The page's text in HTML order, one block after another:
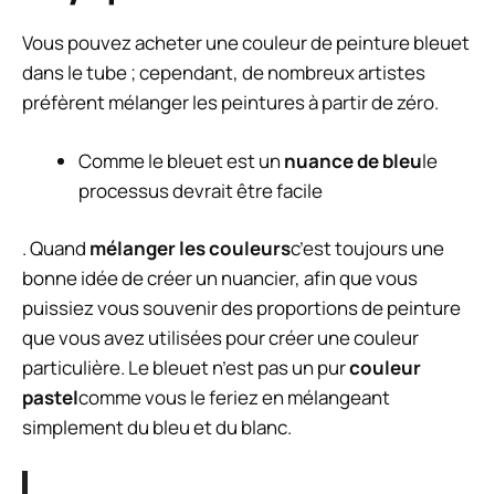
Vous pouvez acheter une couleur de peinture bleuet
dans le tube ; cependant, de nombreux artistes
préfèrent mélanger les peintures à partir de zéro.
Comme le bleuet est un nuance de bleule
processus devrait être facile
. Quand mélanger les couleursc’est toujours une
bonne idée de créer un nuancier, afin que vous
puissiez vous souvenir des proportions de peinture
que vous avez utilisées pour créer une couleur
particulière. Le bleuet n’est pas un purcouleur
pastelcomme vous le feriez en mélangeant
simplement du bleu et du blanc.